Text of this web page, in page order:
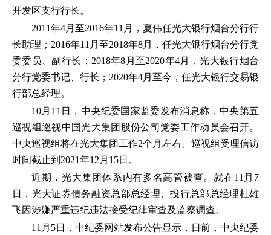
开发区支行行长。
2011年4月至2016年11月，夏伟任光大银行烟台分行行
长助理；2016年11月至2018年8月，任光大银行烟台分行党
委委员、副行长；2018年8月至2020年4月，光大银行烟台
分行党委书记、行长；2020年4月至今，任光大银行交易银
行部总经理。
10月11日，中央纪委国家监委发布消息称，中央第五
巡视组巡视中国光大集团股份公司党委工作动员会召开。
中央巡视组将在光大集团工作2个月左右。巡视组受理信访
时间截止到2021年12月15日。
近期，光大集团体系内有多名高管被查。就在11月7
日，光大证券债务融资总部总经理、投行总部总经理杜雄
飞因涉嫌严重违纪违法接受纪律审查及监察调查。
11月5日，中纪委网站发布公告显示，日前，中央纪委